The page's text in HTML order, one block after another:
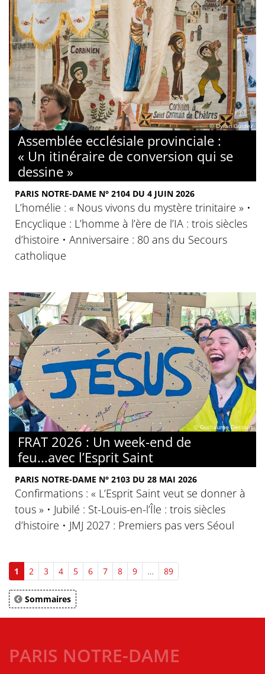
© Dylan Guidez
Assemblée ecclésiale provinciale :
« Un itinéraire de conversion qui se
dessine »
PARIS NOTRE-DAME N° 2104 DU 4 JUIN 2026
L’homélie : « Nous vivons du mystère trinitaire » •
Encyclique : L’homme à l’ère de l’IA : trois siècles
d’histoire • Anniversaire : 80 ans du Secours
catholique
© Guillaume Decourt
FRAT 2026 : Un week-end de
feu...avec l’Esprit Saint
PARIS NOTRE-DAME N° 2103 DU 28 MAI 2026
Confirmations : « L’Esprit Saint veut se donner à
tous » • Jubilé : St-Louis-en-l’Île : trois siècles
d’histoire • JMJ 2027 : Premiers pas vers Séoul
1 2 3 4 5 6 7 8 9 … 89
Sommaires
PARIS NOTRE-DAME